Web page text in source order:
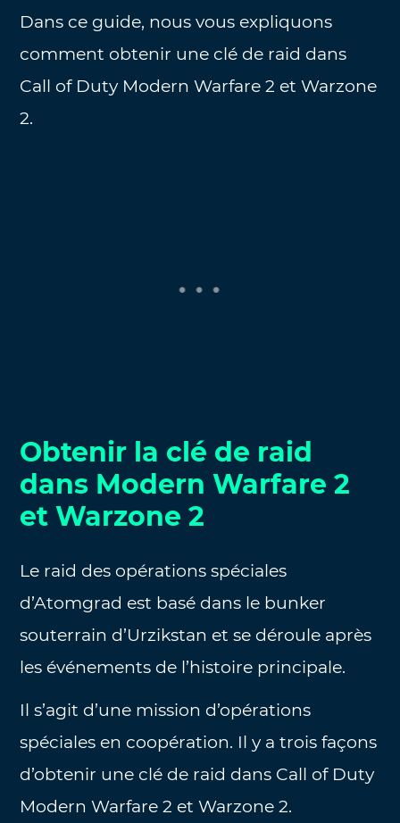
Dans ce guide, nous vous expliquons
comment obtenir une clé de raid dans
Call of Duty Modern Warfare 2 et Warzone
2.
Obtenir la clé de raid
dans Modern Warfare 2
et Warzone 2
Le raid des opérations spéciales
d’Atomgrad est basé dans le bunker
souterrain d’Urzikstan et se déroule après
les événements de l’histoire principale.
Il s’agit d’une mission d’opérations
spéciales en coopération. Il y a trois façons
d’obtenir une clé de raid dans Call of Duty
Modern Warfare 2 et Warzone 2.